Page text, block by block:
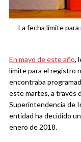
La fecha límite
En mayo de este año,
límite para el registro
encontraba
este martes, a través
Superintendencia de
entidad ha decidido
enero de 2018.